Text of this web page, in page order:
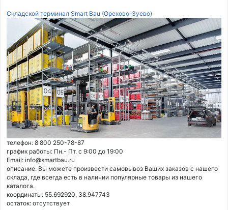
Складской терминал Smart Bau (Орехово-Зуево)
телефон: 8 800 250-78-87
график работы: Пн.- Пт. с 9:00 до 19:00
Email: info@smartbau.ru
описание: Вы можете произвести самовывоз Ваших заказов с нашего
склада, где всегда есть в наличии популярные товары из нашего
каталога.
координаты: 55.692920, 38.947743
остаток: отсутствует